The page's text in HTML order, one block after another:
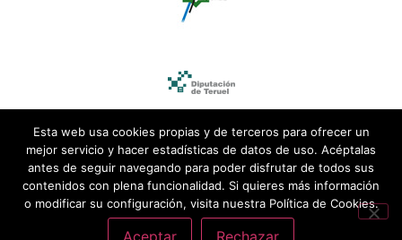
Esta web usa cookies propias y de terceros para ofrecer un
mejor servicio y hacer estadísticas de datos de uso. Acéptalas
antes de seguir navegando para poder disfrutar de todos sus
contenidos con plena funcionalidad. Si quieres más información
o modificar su configuración, visita nuestra Política de Cookies.
Aceptar Rechazar